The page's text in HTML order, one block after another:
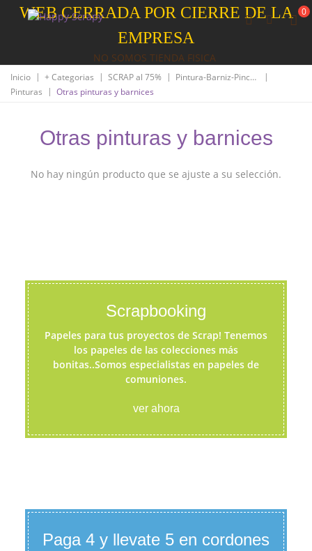
WEB CERRADA POR CIERRE DE LA
EMPRESA
NO SOMOS TIENDA FISICA
0
Inicio | + Categorias | SCRAP al 75% | Pintura-Barniz-Pinceleria
|
Pinturas
| Otras pinturas y barnices
Otras pinturas y barnices
No hay ningún producto que se ajuste a su selección.
Scrapbooking
Papeles para tus proyectos de Scrap! Tenemos
los papeles de las colecciones más
bonitas..Somos especialistas en papeles de
comuniones.
ver ahora
Paga 4 y llevate 5 en cordones